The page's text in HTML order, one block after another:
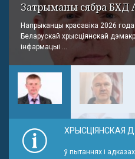
Затрыманы сябра БХД
Напрыканцы красавіка 2026
Беларускай хрысціянскай
інфармацыі ...
ХРЫСЦІЯНСКАЯ
ў пытаннях і адказах